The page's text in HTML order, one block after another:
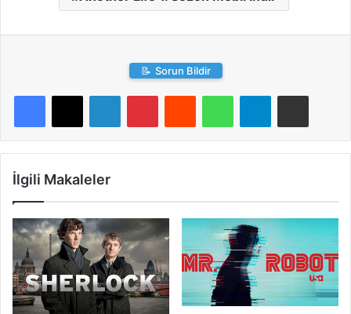
📝 Sorun Bildir
LinkedInPinterestReddit WhatsAppTelegramE-Posta ile paylaş
İlgili Makaleler